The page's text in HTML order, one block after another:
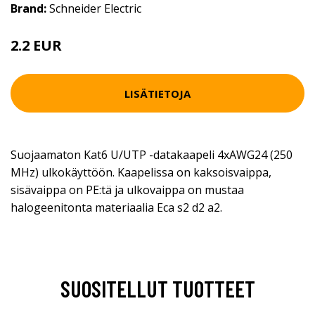
Brand:Schneider Electric
2.2 EUR
LISÄTIETOJA
Suojaamaton Kat6 U/UTP -datakaapeli 4xAWG24 (250
MHz) ulkokäyttöön. Kaapelissa on kaksoisvaippa,
sisävaippa on PE:tä ja ulkovaippa on mustaa
halogeenitonta materiaalia Eca s2 d2 a2.
SUOSITELLUT TUOTTEET